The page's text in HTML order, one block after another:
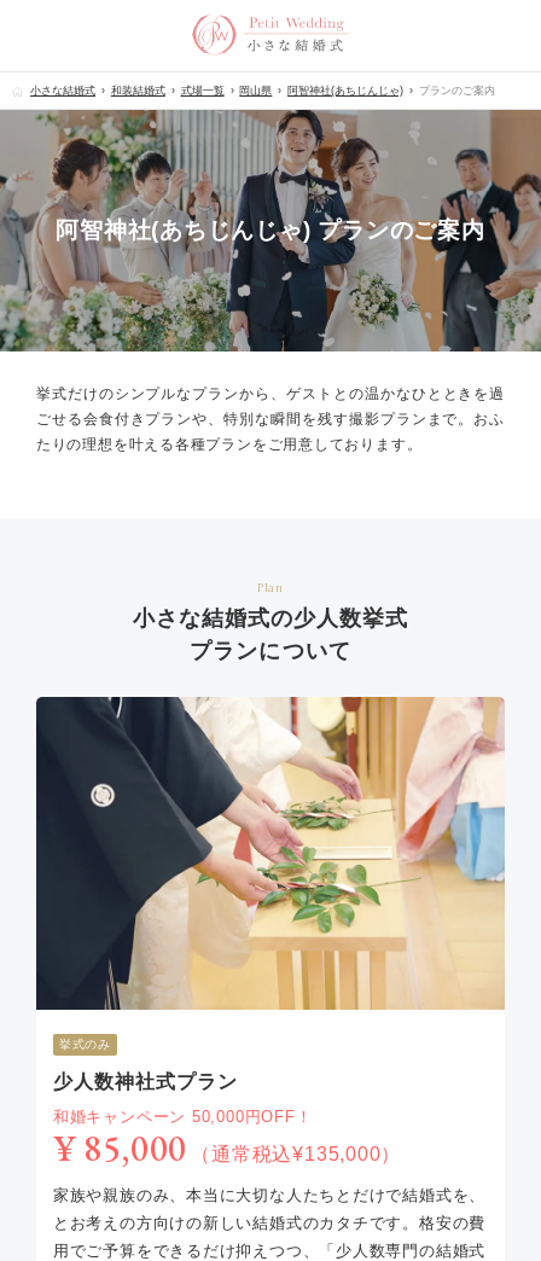
小さな結婚式 和装結婚式 式場一覧 岡山県 阿智神社(あちじんじゃ) プランのご案内
阿智神社(あちじんじゃ) プランのご案内
挙式だけのシンプルなプランから、ゲストとの温かなひとときを過
ごせる会食付きプランや、特別な瞬間を残す撮影プランまで。 おふ
たりの理想を叶える各種プランをご用意しております。
Plan
小さな結婚式の少人数挙式
プランについて
挙式のみ
少人数神社式プラン
和婚キャンペーン 50,000円OFF！
¥ 85,000 （通常税込¥135,000）
家族や親族のみ、本当に大切な人たちとだけで結婚式を、
とお考えの方向けの新しい結婚式のカタチです。格安の費
用でご予算をできるだけ抑えつつ、「少人数専門の結婚式